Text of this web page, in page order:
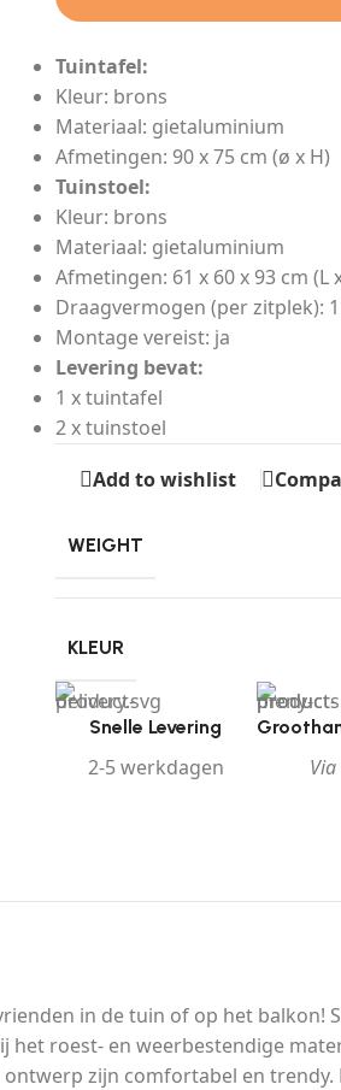
Tuintafel:
Kleur: brons
Materiaal: gietaluminium
Afmetingen: 90 x 75 cm (ø x H)
Tuinstoel:
Kleur: brons
Materiaal: gietaluminium
Afmetingen: 61 x 60 x 93 cm (L
Draagvermogen (per zitplek):
Montage vereist: ja
Levering bevat:
1 x tuintafel
2 x tuinstoel
Add to wishlist
WEIGHT
KLEUR
Snelle Levering
2-5 werkdagen
in de tuin of op het balkon!
roest- en weerbestendige
zijn comfortabel en